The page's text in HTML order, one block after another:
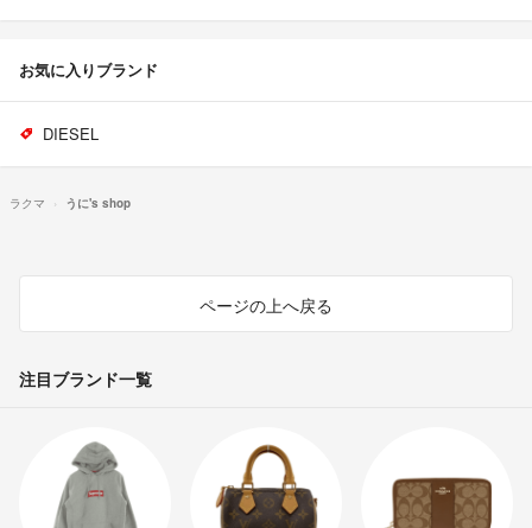
お気に入りブランド
DIESEL
ラクマ うに's shop
ページの上へ戻る
注目ブランド一覧